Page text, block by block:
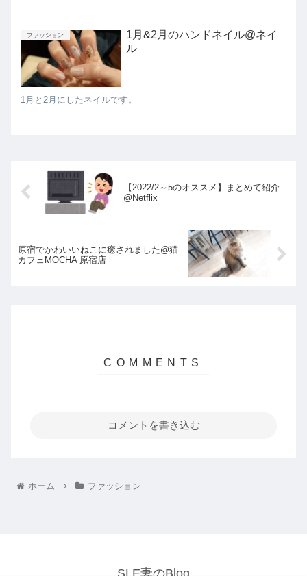
ファッション
1月&2月のハンドネイル@ネイ
ル
1月と2月にしたネイルです。
【2022/2～5のオススメ】まとめて紹介
@Netflix
原宿でかわいいねこに癒されました@猫
カフェMOCHA 原宿店
コメントを書き込む
ホーム ファッション